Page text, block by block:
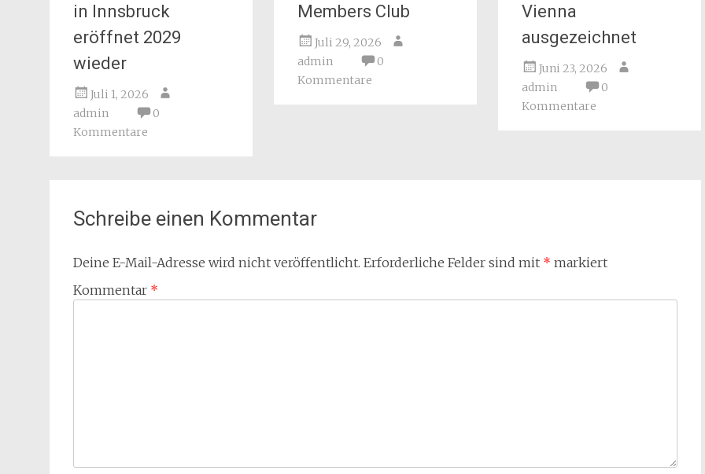
in Innsbruck
eröffnet 2029
wieder
Juli 1, 2026
admin
0
Kommentare
Members Club
Juli 29, 2026
admin
0
Kommentare
Vienna
ausgezeichnet
Juni 23, 2026
admin
0
Kommentare
Schreibe einen Kommentar
Deine E-Mail-Adresse wird nicht veröffentlicht. Erforderliche Felder sind mit * markiert
Kommentar *